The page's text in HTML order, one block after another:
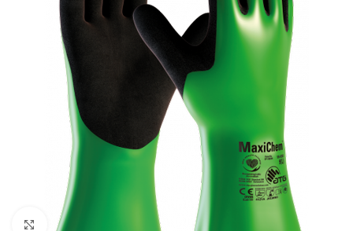
Clicca per ingrandire